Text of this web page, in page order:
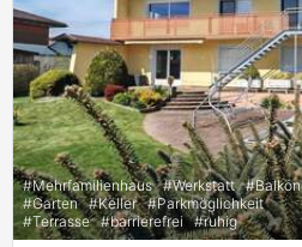
#Mehrfamilienhaus #Werkstatt #Balkon
#Garten #Keller #Parkmöglichkeit
#Terrasse #barrierefrei #ruhig